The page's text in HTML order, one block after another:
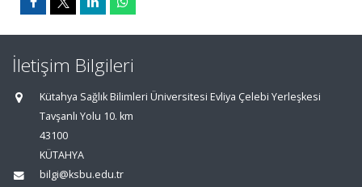
İletişim Bilgileri
Kütahya Sağlık Bilimleri Üniversitesi Evliya Çelebi Yerleşkesi
Tavşanlı Yolu 10. km
43100
KÜTAHYA
bilgi@ksbu.edu.tr